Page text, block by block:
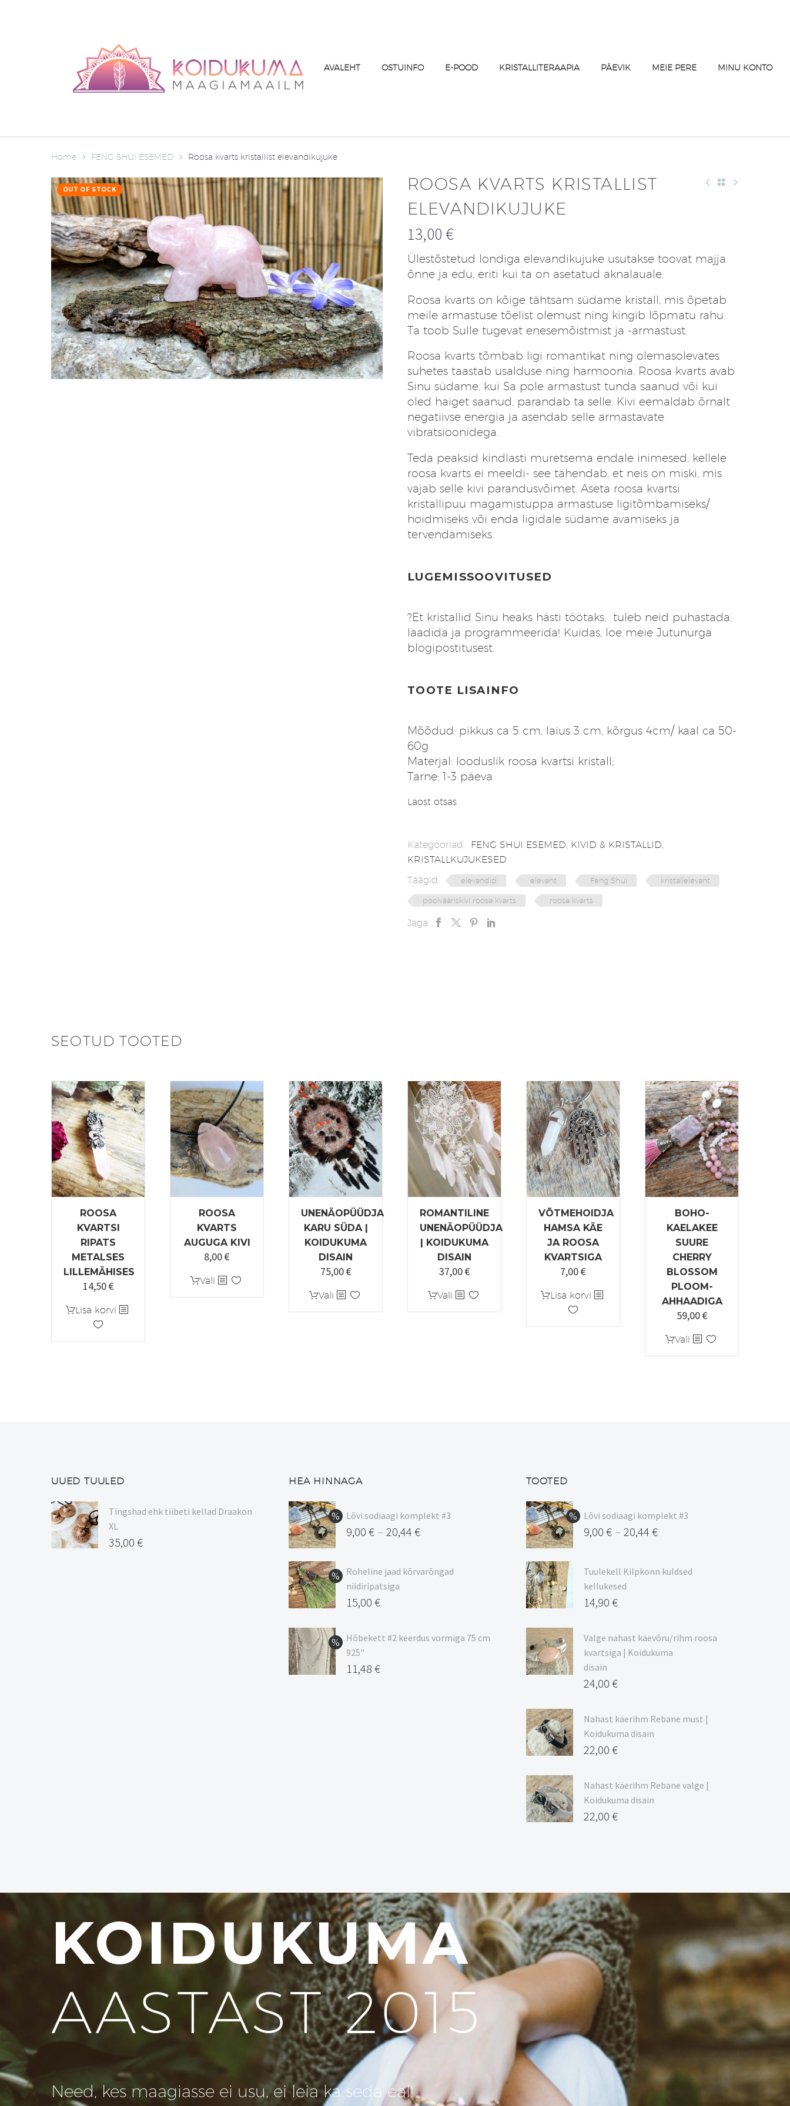
AVALEHT OSTUINFO E-POOD KRISTALLITERAAPIA PÄEVIK MEIE PERE MINU KONTO
Home FENG SHUI ESEMED Roosa kvarts kristallist elevandikujuke
OUT OF STOCK
ROOSA KVARTS KRISTALLIST
ELEVANDIKUJUKE
13,00 €
Ülestõstetud londiga elevandikujuke usutakse toovat majja
õnne ja edu, eriti kui ta on asetatud aknalauale.
Roosa kvarts on kõige tähtsam südame kristall, mis õpetab
meile armastuse tõelist olemust ning kingib lõpmatu rahu.
Ta toob Sulle tugevat enesemõistmist ja -armastust.
Roosa kvarts tõmbab ligi romantikat ning olemasolevates
suhetes taastab usalduse ning harmoonia. Roosa kvarts avab
Sinu südame, kui Sa pole armastust tunda saanud või kui
oled haiget saanud, parandab ta selle. Kivi eemaldab õrnalt
negatiivse energia ja asendab selle armastavate
vibratsioonidega.
Teda peaksid kindlasti muretsema endale inimesed, kellele
roosa kvarts ei meeldi- see tähendab, et neis on miski, mis
vajab selle kivi parandusvõimet. Aseta roosa kvartsi
kristallipuu magamistuppa armastuse ligitõmbamiseks/
hoidmiseks või enda ligidale südame avamiseks ja
tervendamiseks.
LUGEMISSOOVITUSED
?Et kristallid Sinu heaks hästi töötaks, tuleb neid puhastada,
laadida ja programmeerida! Kuidas, loe meie Jutunurga
blogipostitusest
TOOTE LISAINFO
Mõõdud: pikkus ca 5 cm, laius 3 cm, kõrgus 4cm/ kaal ca 50-
60g
Materjal: looduslik roosa kvartsi kristall;
Tarne: 1-3 päeva
Laost otsas
Kategooriad: FENG SHUI ESEMED, KIVID & KRISTALLID,
KRISTALLKUJUKESED
Täägid:
elevandid elevant Feng Shui kristallelevant
poolvääriskivi roosa kvarts roosa kvarts
Jaga:
SEOTUD TOOTED
ROOSA
KVARTSI
RIPATS
METALSES
LILLEMÄHISES
14,50€
Lisa korvi
ROOSA
KVARTS
AUGUGA KIVI
8,00€
Vali Sellel
tootel
UNENÄOPÜÜDJA
KARU SÜDA |
KOIDUKUMA
DISAIN
75,00€
Vali Sellel
tootel
ROMANTILINE
UNENÄOPÜÜDJA
| KOIDUKUMA
DISAIN
37,00€
Vali Sellel
tootel
VÕTMEHOIDJA
HAMSA KÄE
JA ROOSA
KVARTSIGA
7,00€
Lisa korvi
BOHO-
KAELAKEE
SUURE
CHERRY
BLOSSOM
PLOOM-
AHHAADIGA
59,00€
Vali Sellel
tootel
UUED TUULED
Tingshad ehk tiibeti kellad Draakon
XL
35,00 €
HEA HINNAGA
Lõvi sodiaagi komplekt #3
9,00 € – 20,44 €
9,00 €
kuni
20,44 €
Roheline jaad kõrvarõngad
niidiripatsiga
Algne
oli:
17,00 €.
15,00 €
hind
on:
15,00 €.
Hõbekett #2 keerdus vormiga 75 cm
925"
Algne
11,48 €
TOOTED
Lõvi sodiaagi komplekt #3
9,00 € – 20,44 €
9,00 €
kuni
20,44 €
Tuulekell Kilpkonn kuldsed
kellukesed
14,90 €
Valge nahast käevõru/rihm roosa
kvartsiga | Koidukuma
disain
24,00 €
Nahast käerihm Rebane must |
Koidukuma disain
22,00 €
Nahast käerihm Rebane valge |
Koidukuma disain
22,00 €
KOIDUKUMA
AASTAST 2015
Need, kes maagiasse ei usu, ei leia ka seda eal!